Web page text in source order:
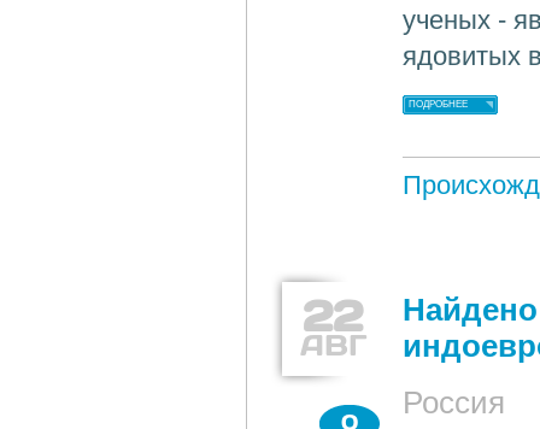
ученых -
ядовитых
ПОДРОБНЕЕ
22
АВГ
Россия
0